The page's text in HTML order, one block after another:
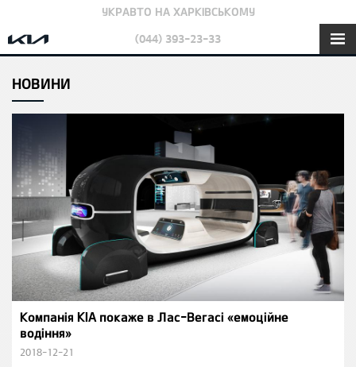
УКРАВТО НА ХАРКІВСЬКОМУ
(044) 393-23-33
НОВИНИ
Компанія KIA покаже в Лас-Вегасі «емоційне
водіння»
2018-12-21